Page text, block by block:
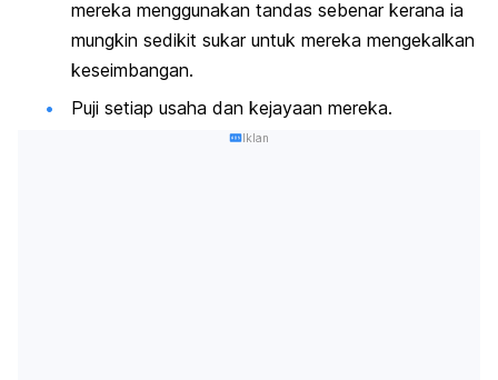
mereka menggunakan tandas sebenar kerana ia
mungkin sedikit sukar untuk mereka mengekalkan
keseimbangan.
Puji setiap usaha dan kejayaan mereka.
Iklan